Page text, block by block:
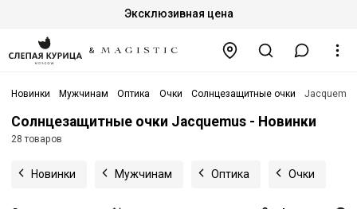
Эксклюзивная цена
Новинки Мужчинам Оптика Очки Солнцезащитные очки Jacquemus
Солнцезащитные очки Jacquemus - Новинки
28 товаров
Новинки Мужчинам Оптика Очки